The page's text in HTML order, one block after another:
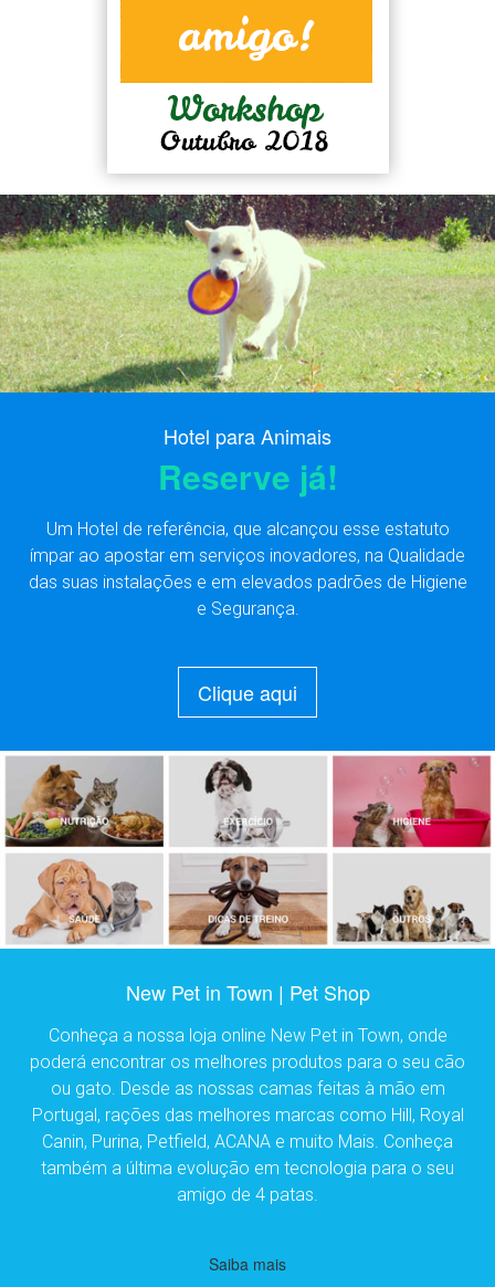
Hotel para Animais
Reserve já!
Um Hotel de referência, que alcançou esse estatuto
ímpar ao apostar em serviços inovadores, na Qualidade
das suas instalações e em elevados padrões de Higiene
e Segurança.
Clique aqui
New Pet in Town | Pet Shop
Conheça a nossa loja online New Pet in Town, onde
poderá encontrar os melhores produtos para o seu cão
ou gato. Desde as nossas camas feitas à mão em
Portugal, rações das melhores marcas como Hill, Royal
Canin, Purina, Petfield, ACANA e muito Mais. Conheça
também a última evolução em tecnologia para o seu
amigo de 4 patas.
Saiba mais